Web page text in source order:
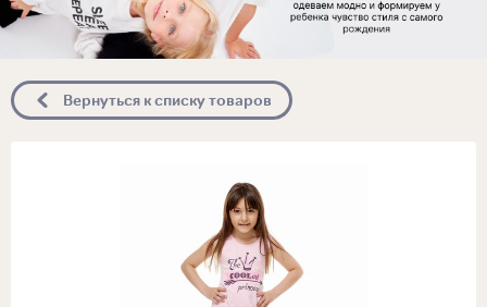
Вернуться к списку товаров